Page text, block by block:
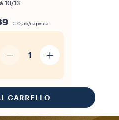
10/13
€ 0,56/capsula
1
CARRELLO